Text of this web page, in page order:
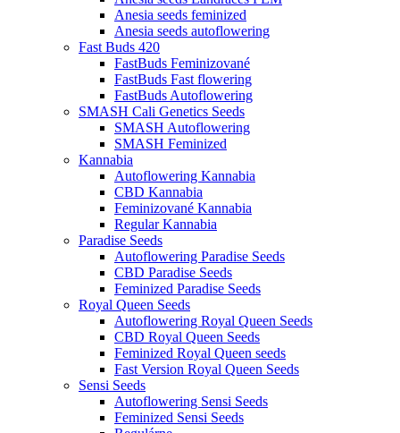
Anesia seeds feminized
Anesia seeds autoflowering
Fast Buds 420
FastBuds Feminizované
FastBuds Fast flowering
FastBuds Autoflowering
SMASH Cali Genetics Seeds
SMASH Autoflowering
SMASH Feminized
Kannabia
Autoflowering Kannabia
CBD Kannabia
Feminizované Kannabia
Regular Kannabia
Paradise Seeds
Autoflowering Paradise Seeds
CBD Paradise Seeds
Feminized Paradise Seeds
Royal Queen Seeds
Autoflowering Royal Queen Seeds
CBD Royal Queen Seeds
Feminized Royal Queen seeds
Fast Version Royal Queen Seeds
Sensi Seeds
Autoflowering Sensi Seeds
Feminized Sensi Seeds